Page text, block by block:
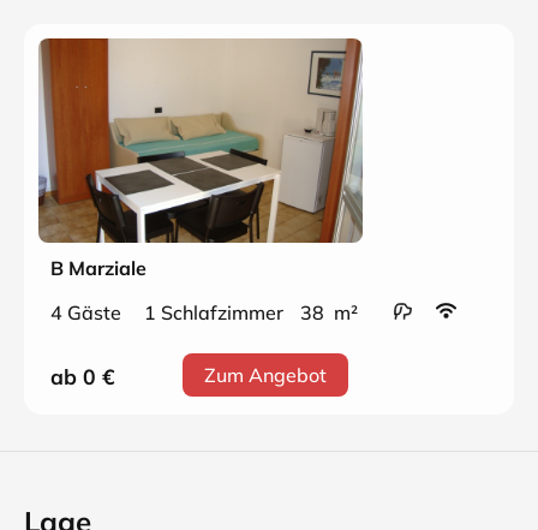
B Marziale
4 Gäste
1 Schlafzimmer 38 m²
ab 0 € Zum Angebot
Lage